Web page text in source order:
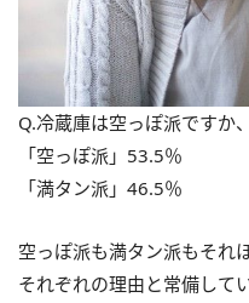
Q.冷蔵庫は空っぽ派ですか
「空っぽ派」53.5％
「満タン派」46.5％
空っぽ派も満タン派もそれ
それぞれの理由と常備して